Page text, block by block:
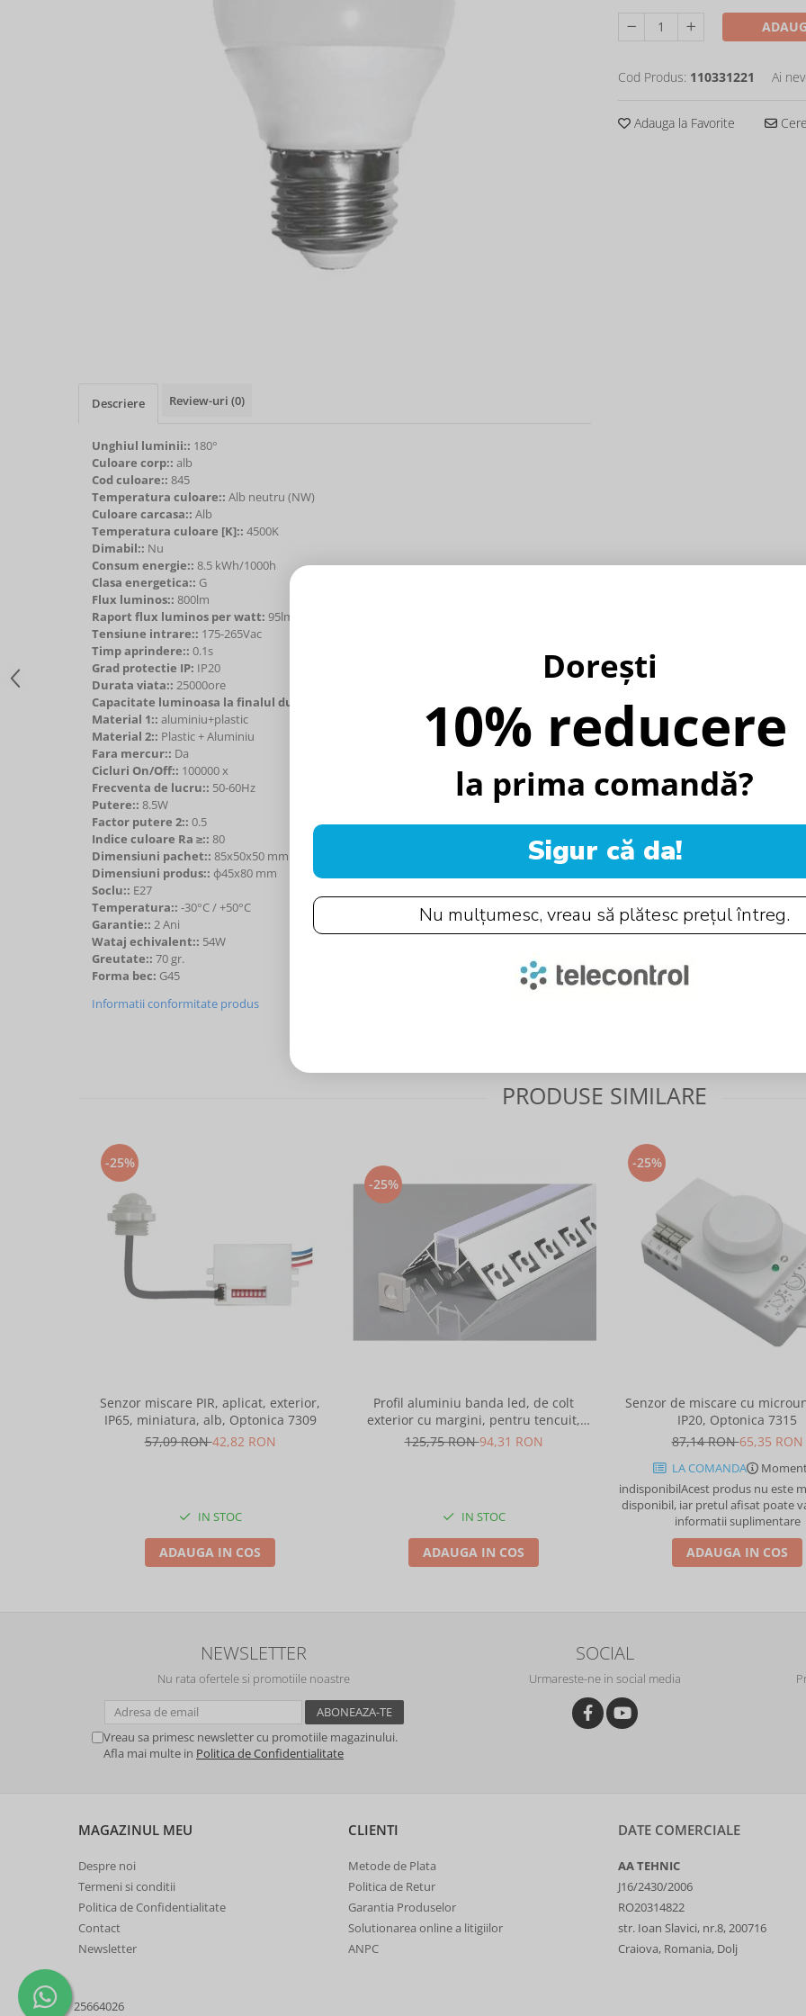
Cod Produs: 110331221 Ai
Adauga la Favorite
Descriere Review-uri (0)
Unghiul luminii:: 180°
Culoare corp:: alb
Cod culoare:: 845
Temperatura culoare:: Alb neutru (NW)
Culoare carcasa:: Alb
Temperatura culoare [K]:: 4500K
Dimabil:: Nu
Consum energie:: 8.5 kWh/1000h
Clasa energetica:: G
Flux luminos:: 800lm
Raport flux luminos per watt: 95lm/W
Tensiune intrare:: 175-265Vac
Timp aprindere:: 0.1s
Grad protectie IP: IP20
Durata viata:: 25000ore
Capacitate luminoasa la finalul duratei de viata::
Material 1:: aluminiu+plastic
Material 2:: Plastic + Aluminiu
Fara mercur:: Da
Cicluri On/Off:: 100000 x
Frecventa de lucru:: 50-60Hz
Putere:: 8.5W
Factor putere 2:: 0.5
Indice culoare Ra ≥:: 80
Dimensiuni pachet:: 85x50x50 mm
Dimensiuni produs:: ф45x80 mm
Soclu:: E27
Temperatura:: -30°C / +50°C
Garantie:: 2 Ani
Wataj echivalent:: 54W
Greutate:: 70 gr.
Forma bec: G45
Informatii conformitate produs
PRODUSE SIMILARE
-25%
Senzor miscare PIR, aplicat, exterior,
IP65, miniatura, alb, Optonica 7309
57,09 RON42,82 RON
IN STOC
ADAUGA IN COS
-25%
Profil aluminiu banda led, de colt
exterior cu margini, pentru tencuit,
lungime 2m, culoare gri natur, Optonica
125,75 RON94,31 RON
IN STOC
ADAUGA IN COS
-25%
Senzor de miscare cu
IP20, Optonica 7315
87,14 RON65,35 RON
LA COMANDA
indisponibilAcest produs nu este
disponibil, iar pretul afisat poate
informatii suplimentare
ADAUGA IN COS
NEWSLETTER
Nu rata ofertele si promotiile noastre
Vreau sa primesc newsletter cu promotiile magazinului.
Afla mai multe in Politica de Confidentialitate
SOCIAL
Urmareste-ne in social media
MAGAZINUL MEU
Despre noi
Termeni si conditii
Politica de Confidentialitate
Contact
Newsletter
CLIENTI
Metode de Plata
Politica de Retur
Garantia Produselor
Solutionarea online a litigiilor
ANPC
DATE COMERCIALE
AA TEHNIC
J16/2430/2006
RO20314822
str. Ioan Slavici, nr.8, 200716
Craiova, Romania, Dolj
25664026
Dorești
10% reducere
la prima comandă?
Sigur că da!
Nu mulțumesc, vreau să plătesc prețul întreg.